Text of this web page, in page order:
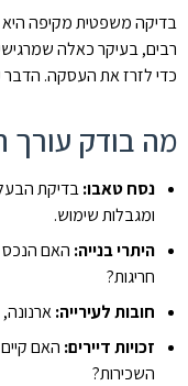
בדיקה משפטית מקיפה היא
רבים, בעיקר כאלה
כדי לזרז את העסקה. הדבר
מה בודק עורך
נסח טאבו:בדיקת
ומגבלות שימוש.
היתרי בנייה: האם הנכס
חריגות?
חובות לעירייה:
זכויות דיירים: האם
השכירות?